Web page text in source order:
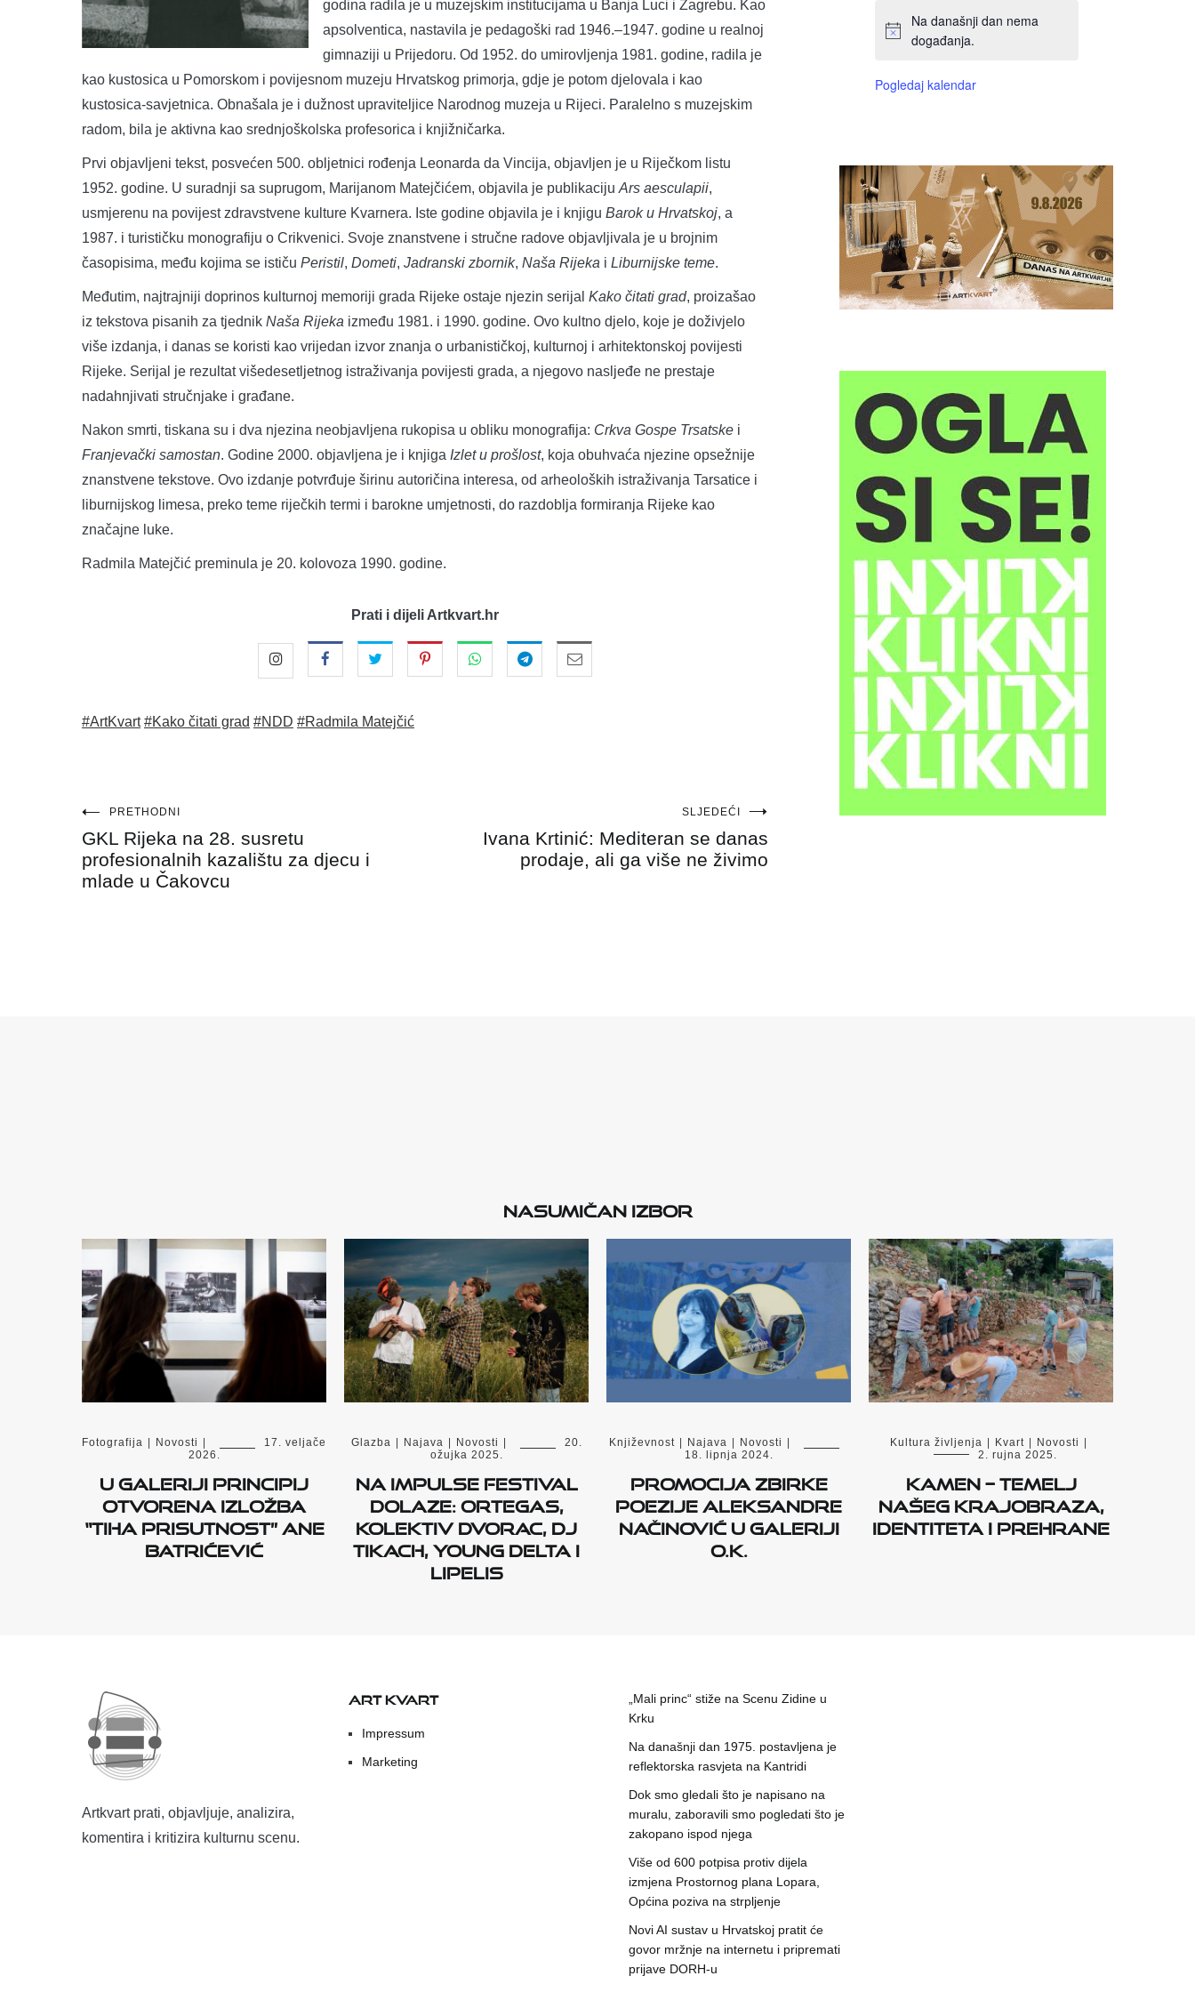
godina radila je u muzejskim institucijama u Banja Luci i Zagrebu. Kao
apsolventica, nastavila je pedagoški rad 1946.–1947. godine u realnoj
gimnaziji u Prijedoru. Od 1952. do umirovljenja 1981. godine, radila je
kao kustosica u Pomorskom i povijesnom muzeju Hrvatskog primorja, gdje je potom djelovala i kao
kustosica-savjetnica. Obnašala je i dužnost upraviteljice Narodnog muzeja u Rijeci. Paralelno s muzejskim
radom, bila je aktivna kao srednjoškolska profesorica i knjižničarka.
Prvi objavljeni tekst, posvećen 500. obljetnici rođenja Leonarda da Vincija, objavljen je u Riječkom listu
1952. godine. U suradnji sa suprugom, Marijanom Matejčićem, objavila je publikaciju Ars aesculapii,
usmjerenu na povijest zdravstvene kulture Kvarnera. Iste godine objavila je i knjigu Barok u Hrvatskoj, a
1987. i turističku monografiju o Crikvenici. Svoje znanstvene i stručne radove objavljivala je u brojnim
časopisima, među kojima se ističu Peristil, Dometi, Jadranski zbornik, Naša Rijeka i Liburnijske teme.
Međutim, najtrajniji doprinos kulturnoj memoriji grada Rijeke ostaje njezin serijal Kako čitati grad, proizašao
iz tekstova pisanih za tjednik Naša Rijeka između 1981. i 1990. godine. Ovo kultno djelo, koje je doživjelo
više izdanja, i danas se koristi kao vrijedan izvor znanja o urbanističkoj, kulturnoj i arhitektonskoj povijesti
Rijeke. Serijal je rezultat višedesetljetnog istraživanja povijesti grada, a njegovo nasljeđe ne prestaje
nadahnjivati stručnjake i građane.
Nakon smrti, tiskana su i dva njezina neobjavljena rukopisa u obliku monografija: Crkva Gospe Trsatske i
Franjevački samostan. Godine 2000. objavljena je i knjiga Izlet u prošlost, koja obuhvaća njezine opsežnije
znanstvene tekstove. Ovo izdanje potvrđuje širinu autoričina interesa, od arheoloških istraživanja Tarsatice i
liburnijskog limesa, preko teme riječkih termi i barokne umjetnosti, do razdoblja formiranja Rijeke kao
značajne luke.
Radmila Matejčić preminula je 20. kolovoza 1990. godine.
Prati i dijeli Artkvart.hr
#ArtKvart #Kako čitati grad #NDD #Radmila Matejčić
Navigacija
objava
PRETHODNI
GKL Rijeka na 28. susretu
profesionalnih kazalištu za djecu i
mlade u Čakovcu
SLJEDEĆI
Ivana Krtinić: Mediteran se danas
prodaje, ali ga više ne živimo
Na današnji dan nema
događanja.
Pogledaj kalendar
Nasumičan izbor
Fotografija | Novosti |
17. veljače
2026.
U Galeriji Principij
otvorena izložba
“Tiha prisutnost” Ane
Batrićević
Glazba | Najava | Novosti |
20.
ožujka 2025.
Na Impulse Festival
dolaze: Ortegas,
kolektiv Dvorac, DJ
Tikach, Young Delta i
Lipelis
Književnost | Najava | Novosti |
18. lipnja 2024.
Promocija zbirke
poezije Aleksandre
Načinović u Galeriji
O.K.
Kultura življenja | Kvart | Novosti |
2. rujna 2025.
Kamen – temelj
našeg krajobraza,
identiteta i prehrane
Artkvart prati, objavljuje, analizira,
komentira i kritizira kulturnu scenu.
ART KVART
Impressum
Marketing
„Mali princ“ stiže na Scenu Zidine u
Krku
Na današnji dan 1975. postavljena je
reflektorska rasvjeta na Kantridi
Dok smo gledali što je napisano na
muralu, zaboravili smo pogledati što je
zakopano ispod njega
Više od 600 potpisa protiv dijela
izmjena Prostornog plana Lopara,
Općina poziva na strpljenje
Novi AI sustav u Hrvatskoj pratit će
govor mržnje na internetu i pripremati
prijave DORH-u